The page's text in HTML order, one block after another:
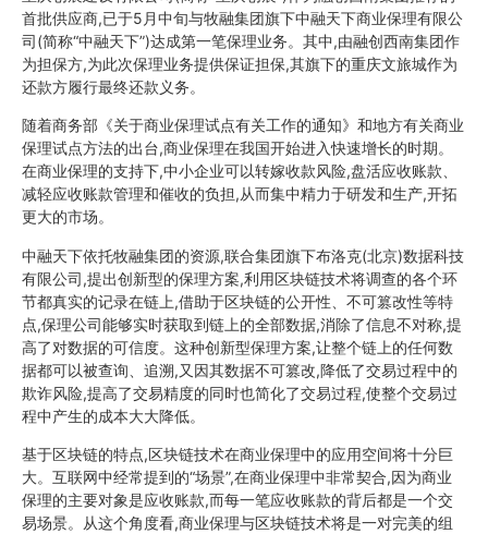
首批供应商,已于5月中旬与牧融集团旗下中融天下商业保理有限公
司(简称“中融天下”)达成第一笔保理业务。其中,由融创西南集团作
为担保方,为此次保理业务提供保证担保,其旗下的重庆文旅城作为
还款方履行最终还款义务。
随着商务部《关于商业保理试点有关工作的通知》和地方有关商业
保理试点方法的出台,商业保理在我国开始进入快速增长的时期。
在商业保理的支持下,中小企业可以转嫁收款风险,盘活应收账款、
减轻应收账款管理和催收的负担,从而集中精力于研发和生产,开拓
更大的市场。
中融天下依托牧融集团的资源,联合集团旗下布洛克(北京)数据科技
有限公司,提出创新型的保理方案,利用区块链技术将调查的各个环
节都真实的记录在链上,借助于区块链的公开性、不可篡改性等特
点,保理公司能够实时获取到链上的全部数据,消除了信息不对称,提
高了对数据的可信度。这种创新型保理方案,让整个链上的任何数
据都可以被查询、追溯,又因其数据不可篡改,降低了交易过程中的
欺诈风险,提高了交易精度的同时也简化了交易过程,使整个交易过
程中产生的成本大大降低。
基于区块链的特点,区块链技术在商业保理中的应用空间将十分巨
大。互联网中经常提到的“场景”,在商业保理中非常契合,因为商业
保理的主要对象是应收账款,而每一笔应收账款的背后都是一个交
易场景。从这个角度看,商业保理与区块链技术将是一对完美的组